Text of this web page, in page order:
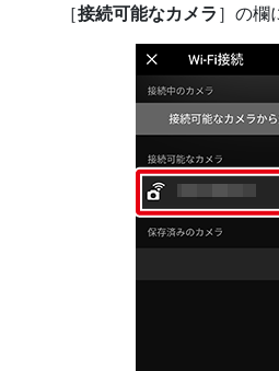
［接続可能なカメラ ］の欄